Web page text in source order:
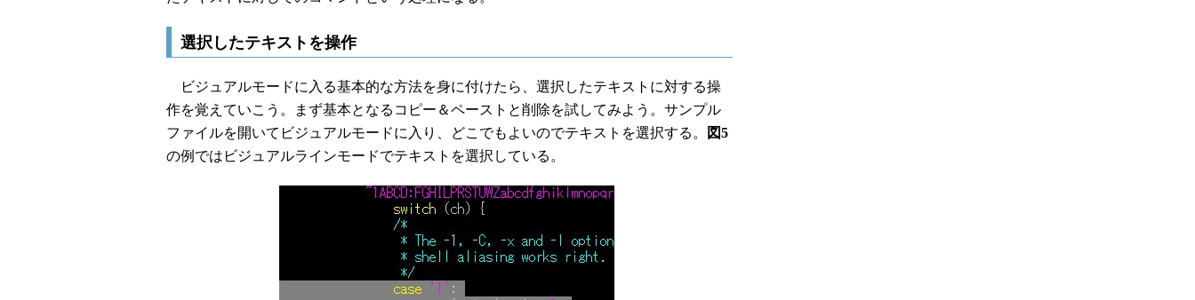
選択したテキストを操作
ビジュアルモードに入る基本的な方法を身に付けたら、選択したテキストに対する操
作を覚えていこう。まず基本となるコピー＆ペーストと削除を試してみよう。サンプル
ファイルを開いてビジュアルモードに入り、どこでもよいのでテキストを選択する。
図5
の例ではビジュアルラインモードでテキストを選択している。